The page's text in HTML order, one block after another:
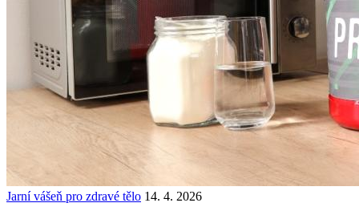
Jarní vášeň pro zdravé tělo 14. 4. 2026